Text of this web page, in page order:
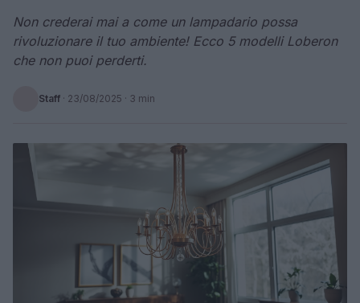
Non crederai mai a come un lampadario possa
rivoluzionare il tuo ambiente! Ecco 5 modelli Loberon
che non puoi perderti.
Staff · 23/08/2025 · 3 min